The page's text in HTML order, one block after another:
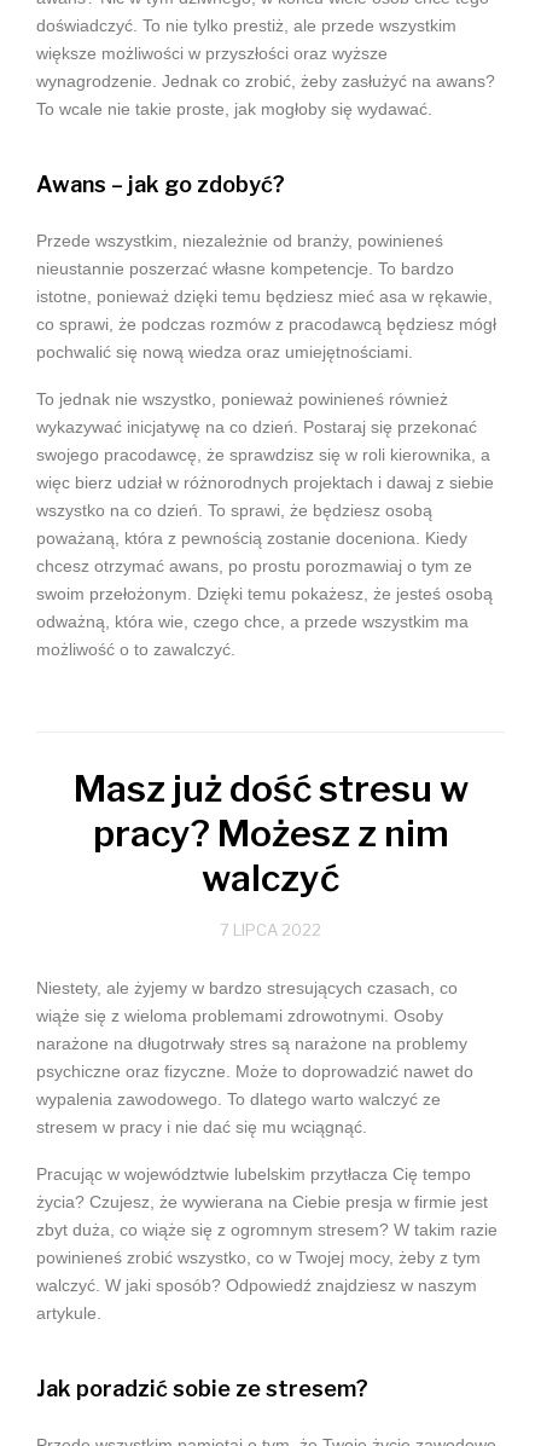
doświadczyć. To nie tylko prestiż, ale przede wszystkim
większe możliwości w przyszłości oraz wyższe
wynagrodzenie. Jednak co zrobić, żeby zasłużyć na awans?
To wcale nie takie proste, jak mogłoby się wydawać.
Awans – jak go zdobyć?
Przede wszystkim, niezależnie od branży, powinieneś
nieustannie poszerzać własne kompetencje. To bardzo
istotne, ponieważ dzięki temu będziesz mieć asa w rękawie,
co sprawi, że podczas rozmów z pracodawcą będziesz mógł
pochwalić się nową wiedza oraz umiejętnościami.
To jednak nie wszystko, ponieważ powinieneś również
wykazywać inicjatywę na co dzień. Postaraj się przekonać
swojego pracodawcę, że sprawdzisz się w roli kierownika, a
więc bierz udział w różnorodnych projektach i dawaj z siebie
wszystko na co dzień. To sprawi, że będziesz osobą
poważaną, która z pewnością zostanie doceniona. Kiedy
chcesz otrzymać awans, po prostu porozmawiaj o tym ze
swoim przełożonym. Dzięki temu pokażesz, że jesteś osobą
odważną, która wie, czego chce, a przede wszystkim ma
możliwość o to zawalczyć.
Masz już dość stresu w
pracy? Możesz z nim
walczyć
7 LIPCA 2022
Niestety, ale żyjemy w bardzo stresujących czasach, co
wiąże się z wieloma problemami zdrowotnymi. Osoby
narażone na długotrwały stres są narażone na problemy
psychiczne oraz fizyczne. Może to doprowadzić nawet do
wypalenia zawodowego. To dlatego warto walczyć ze
stresem w pracy i nie dać się mu wciągnąć.
Pracując w województwie lubelskim przytłacza Cię tempo
życia? Czujesz, że wywierana na Ciebie presja w firmie jest
zbyt duża, co wiąże się z ogromnym stresem? W takim razie
powinieneś zrobić wszystko, co w Twojej mocy, żeby z tym
walczyć. W jaki sposób? Odpowiedź znajdziesz w naszym
artykule.
Jak poradzić sobie ze stresem?